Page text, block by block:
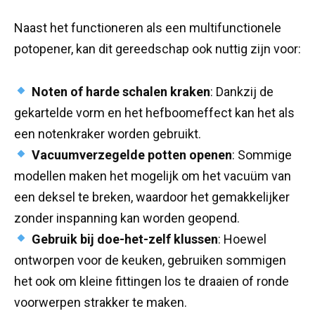
Naast het functioneren als een multifunctionele
potopener, kan dit gereedschap ook nuttig zijn voor:
Noten of harde schalen kraken: Dankzij de
gekartelde vorm en het hefboomeffect kan het als
een notenkraker worden gebruikt.
Vacuumverzegelde potten openen: Sommige
modellen maken het mogelijk om het vacuüm van
een deksel te breken, waardoor het gemakkelijker
zonder inspanning kan worden geopend.
Gebruik bij doe-het-zelf klussen: Hoewel
ontworpen voor de keuken, gebruiken sommigen
het ook om kleine fittingen los te draaien of ronde
voorwerpen strakker te maken.